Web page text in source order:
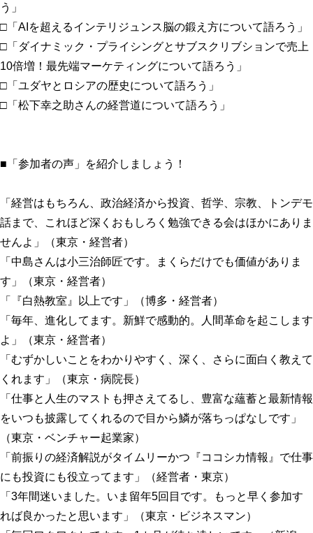
う」
□「AIを超えるインテリジュンス脳の鍛え方について語ろう」
□「ダイナミック・プライシングとサブスクリブションで売上
10倍増！最先端マーケティングについて語ろう」
□「ユダヤとロシアの歴史について語ろう」
□「松下幸之助さんの経営道について語ろう」
■「参加者の声」を紹介しましょう！
「経営はもちろん、政治経済から投資、哲学、宗教、トンデモ
話まで、これほど深くおもしろく勉強できる会はほかにありま
せんよ」（東京・経営者）
「中島さんは小三治師匠です。まくらだけでも価値がありま
す」（東京・経営者）
「『白熱教室』以上です」（博多・経営者）
「毎年、進化してます。新鮮で感動的。人間革命を起こします
よ」（東京・経営者）
「むずかしいことをわかりやすく、深く、さらに面白く教えて
くれます」（東京・病院長）
「仕事と人生のマストも押さえてるし、豊富な蘊蓄と最新情報
をいつも披露してくれるので目から鱗が落ちっぱなしです」
（東京・ベンチャー起業家）
「前振りの経済解説がタイムリーかつ『ココシカ情報』で仕事
にも投資にも役立ってます」（経営者・東京）
「3年間迷いました。いま留年5回目です。もっと早く参加す
れば良かったと思います」（東京・ビジネスマン）